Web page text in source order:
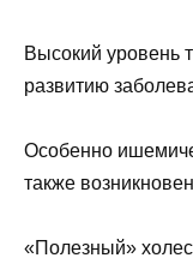
Высокий уровень
развитию
Особенно
также
«Полезный»